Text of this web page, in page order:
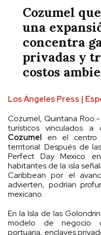
Cozumel
una
concentra
privadas y
costos
Los Ángeles Press |
Cozumel, Quintana
turísticos vinculados
Cozumel en el centro
territorial. Después de
Perfect Day Mexico
habitantes de la isla
Caribbean por el
advierten, podrían
mexicano.
En la Isla de las
modelo de negocio
portuaria, enclaves